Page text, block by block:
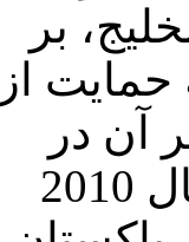
بر
از
آن در
نیویورک است، در سال 2010